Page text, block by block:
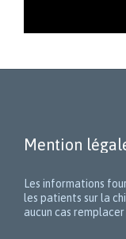
Mention
Les informations
les patients sur la
aucun cas